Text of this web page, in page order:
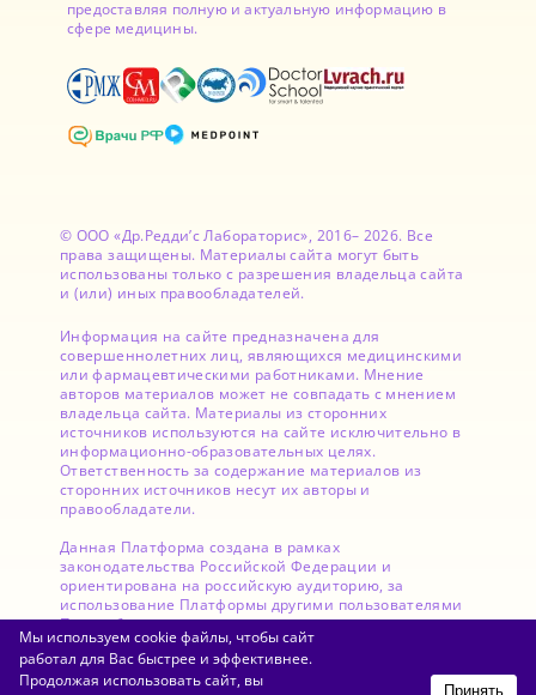
предоставляя полную и актуальную информацию в
сфере медицины.
© ООО «Др.Редди’с Лабораторис», 2016– 2026. Все
права защищены. Материалы сайта могут быть
использованы только с разрешения владельца сайта
и (или) иных правообладателей.
Информация на сайте предназначена для
совершеннолетних лиц, являющихся медицинскими
или фармацевтическими работниками. Мнение
авторов материалов может не совпадать с мнением
владельца сайта. Материалы из сторонних
источников используются на сайте исключительно в
информационно-образовательных целях.
Ответственность за содержание материалов из
сторонних источников несут их авторы и
правообладатели.
Данная Платформа создана в рамках
законодательства Российской Федерации и
ориентирована на российскую аудиторию, за
использование Платформы другими пользователями
Правообладатель ответственности не несет.
Мы используем cookie файлы, чтобы сайт
работал для Вас быстрее и эффективнее.
Продолжая использовать сайт, вы
Принять